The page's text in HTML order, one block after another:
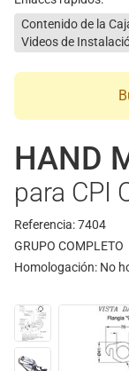
Contenido de la
Videos de
HAND
para CPI
Referencia: 7404
GRUPO COMPLETO
Homologación: No